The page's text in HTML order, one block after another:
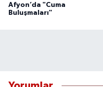
Afyon’da "Cuma
Buluşmaları"